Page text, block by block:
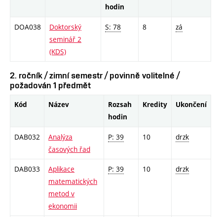
hodin
DOA038
Doktorský
seminář 2
(KDS)
S: 78 8 zá
2. ročník / zimní semestr / povinně volitelné /
požadován 1 předmět
Kód Název
Rozsah
hodin
Kredity Ukončení
DAB032
Analýza
časových řad
P: 39 10 drzk
DAB033
Aplikace
matematických
metod v
ekonomii
P: 39 10 drzk